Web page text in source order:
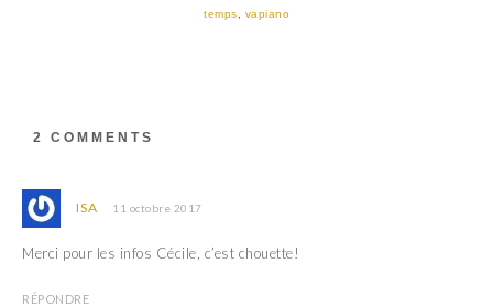
temps
vapiano
2 COMMENTS
ISA 11 octobre 2017
Merci pour les infos Cécile, c’est chouette!
RÉPONDRE